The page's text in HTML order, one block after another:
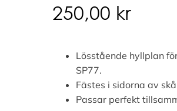
250,00 kr
Lösstående hyllplan
SP77.
Fästes i sidorna av
Passar perfekt